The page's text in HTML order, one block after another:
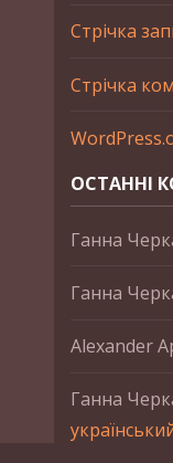
Стрічка
Стрічка
ОСТАННІ
Ганна
Ганна
Alexander
Ганна